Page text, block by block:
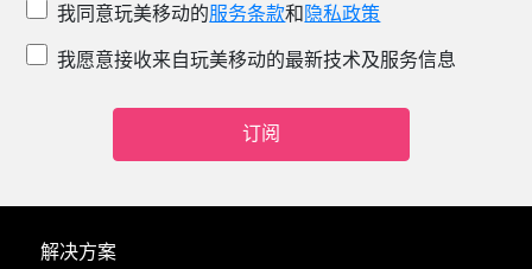
我同意玩美移动的服务条款和隐私政策
我愿意接收来自玩美移动的最新技术及服务信息
订阅
解决方案